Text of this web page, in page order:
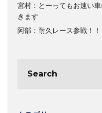
宮村：とーってもお速い
きます
阿部：耐久レース参戦！！